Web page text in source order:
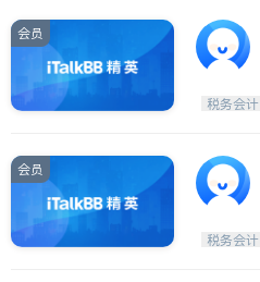
会员
税务会计
会员
税务会计